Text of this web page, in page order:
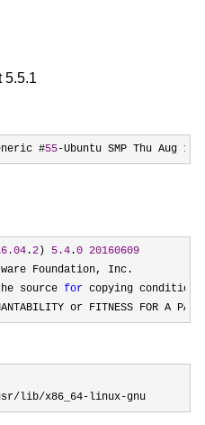
#55-Ubuntu SMP Thu Aug 11
.2 ) 5.4 .0 20160609
Foundation, Inc.
source for copying
or FITNESS FOR A
lib/x86_64-linux-gnu